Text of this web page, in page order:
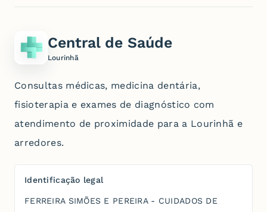
Central de Saúde
Lourinhã
Consultas médicas, medicina dentária,
fisioterapia e exames de diagnóstico com
atendimento de proximidade para a Lourinhã e
arredores.
Identificação legal
FERREIRA SIMÕES E PEREIRA - CUIDADOS DE